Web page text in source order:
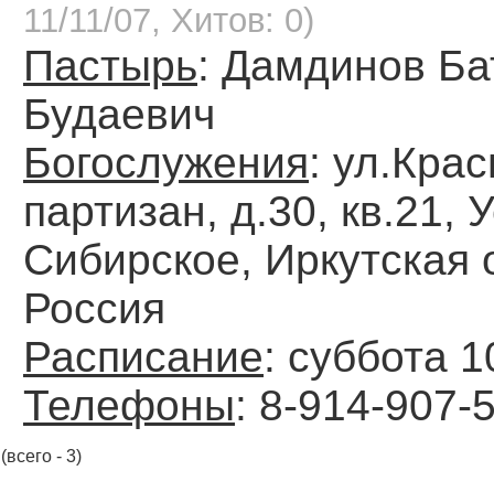
11/11/07, Хитов: 0)
Пастырь: Дамдинов
Будаевич
Богослужения:
партизан, д.30, кв.21,
Сибирское, Иркутская
Россия
Расписание: суббота
Телефоны: 8-914-907-
(всего - 3)